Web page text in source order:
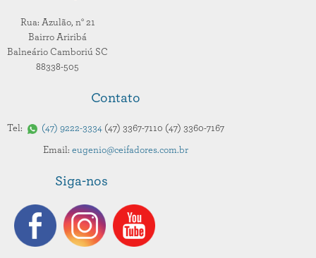
Rua: Azulão, n° 21
Bairro Ariribá
Balneário Camboriú SC
88338-505
Contato
Tel: 47 9222-3334 47 3367-7110 47 3360-7167
Email: eugenio@ceifadores.com.br
Siga-nos